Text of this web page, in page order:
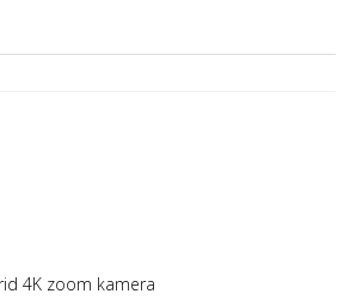
4K zoom kamera